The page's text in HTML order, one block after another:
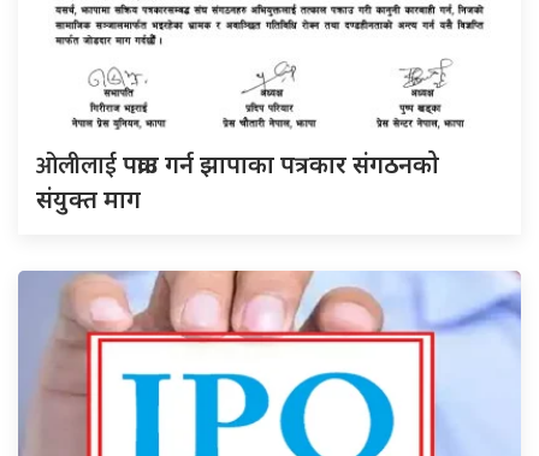
ओलीलाईपक्राउ गर्न झापाका पत्रकार संगठनको
संयुक्त माग